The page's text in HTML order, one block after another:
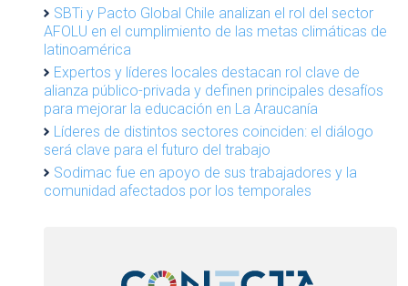
SBTi y Pacto Global Chile analizan el rol del sector
AFOLU en el cumplimiento de las metas climáticas de
latinoamérica
Expertos y líderes locales destacan rol clave de
alianza público-privada y definen principales desafíos
para mejorar la educación en La Araucanía
Líderes de distintos sectores coinciden: el diálogo
será clave para el futuro del trabajo
Sodimac fue en apoyo de sus trabajadores y la
comunidad afectados por los temporales